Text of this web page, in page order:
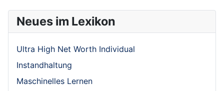
Neues im Lexikon
Ultra High Net Worth Individual
Instandhaltung
Maschinelles Lernen